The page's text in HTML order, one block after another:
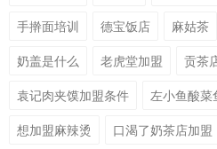
手擀面培训
德宝饭店 麻姑茶
奶盖是什么
老虎堂加盟
贡茶
袁记肉夹馍加盟条件
左小鱼酸菜
想加盟麻辣烫
口渴了奶茶店加盟